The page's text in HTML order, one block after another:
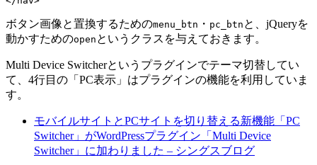
ボタン画像と置換するためのmenu_btn ・ pc_btn と、jQueryを
動かすためのopen というクラスを与えておきます。
Multi Device Switcherというプラグインでテーマ切替してい
て、4行目の「PC表示」はプラグインの機能を利用していま
す。
モバイルサイトとPCサイトを切り替える新機能「PC
Switcher」がWordPressプラグイン「Multi Device
Switcher」に加わりました – シングスブログ